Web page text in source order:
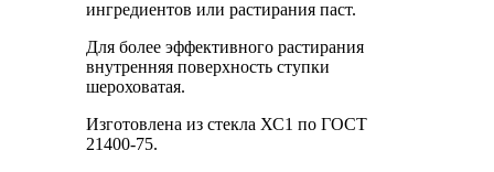
ингредиентов или растирания паст.
Для более эффективного растирания
внутренняя поверхность ступки
шероховатая.
Изготовлена из стекла ХС1 по ГОСТ
21400-75.